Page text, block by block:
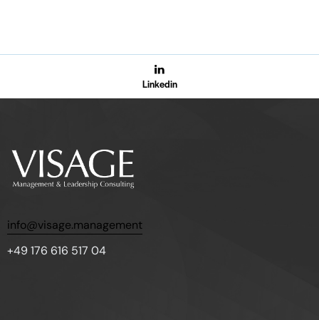
Linkedin
info@visage.management
+49 176 616 517 04